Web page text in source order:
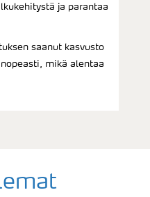
ja parantaa
saanut kasvusto
mikä alentaa